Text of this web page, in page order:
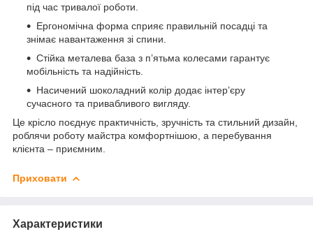
під час тривалої роботи.
Ергономічна форма сприяє правильній посадці та
знімає навантаження зі спини.
Стійка металева база з п’ятьма колесами гарантує
мобільність та надійність.
Насичений шоколадний колір додає інтер’єру
сучасного та привабливого вигляду.
Це крісло поєднує практичність, зручність та стильний дизайн,
роблячи роботу майстра комфортнішою, а перебування
клієнта – приємним.
Приховати
Характеристики